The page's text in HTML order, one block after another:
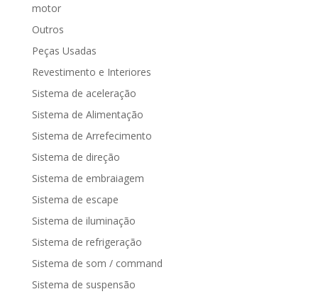
motor
Outros
Peças Usadas
Revestimento e Interiores
Sistema de aceleração
Sistema de Alimentação
Sistema de Arrefecimento
Sistema de direção
Sistema de embraiagem
Sistema de escape
Sistema de iluminação
Sistema de refrigeração
Sistema de som / command
Sistema de suspensão